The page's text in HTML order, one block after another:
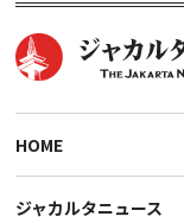
HOME
ジャカルタニュース